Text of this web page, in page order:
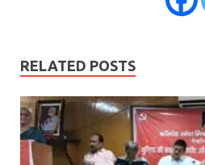
RELATED POSTS